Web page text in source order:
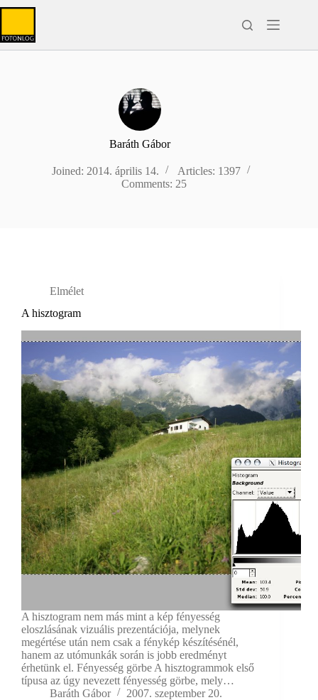
Skip
Baráth Gábor
Joined: 2014. április 14.
Articles: 1397
Comments: 25
Elmélet
A hisztogram
A hisztogram nem más mint a kép fényesség
eloszlásának vizuális prezentációja, melynek
megértése után nem csak a fénykép készítésénél,
hanem az utómunkák során is jobb eredményt
érhetünk el. Fényesség görbe A hisztogrammok első
típusa az úgy nevezett fényesség görbe, mely…
Baráth Gábor
2007. szeptember 20.